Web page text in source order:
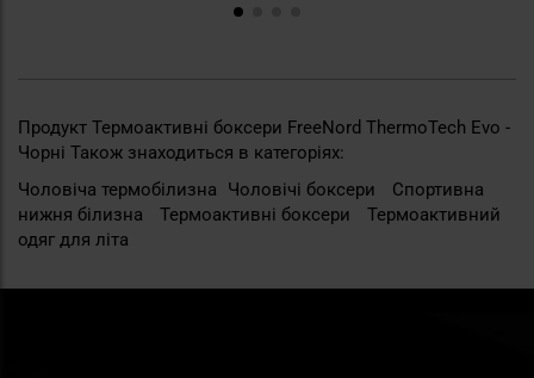
Продукт Термоактивні боксери FreeNord ThermoTech Evo -
Чорні Також знаходиться в категоріях:
Чоловіча термобілизна
Чоловічі боксери
Спортивна
нижня білизна
Термоактивні боксери
Термоактивний
одяг для літа